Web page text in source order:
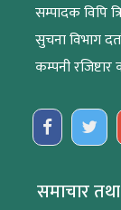
सम्पादक विपि
सुचना विभाग
कम्पनी
समाचार